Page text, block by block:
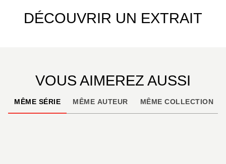
DÉCOUVRIR UN EXTRAIT
VOUS AIMEREZ AUSSI
MÊME SÉRIE MÊME AUTEUR MÊME COLLECTION